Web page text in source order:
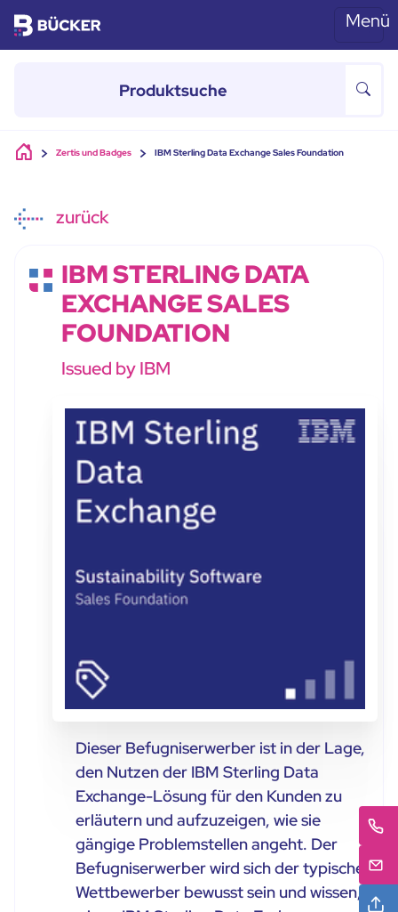
Skip to main content Menü
Zertis und Badges IBM Sterling Data Exchange Sales Foundation
zurück
IBM STERLING DATA
EXCHANGE SALES
FOUNDATION
Issued by IBM
Dieser Befugniserwerber ist in der Lage,
den Nutzen der IBM Sterling Data
Exchange-Lösung für den Kunden zu
erläutern und aufzuzeigen, wie sie
gängige Problemstellen angeht. Der
Befugniserwerber wird sich der typischen
Wettbewerber bewusst sein und wissen,